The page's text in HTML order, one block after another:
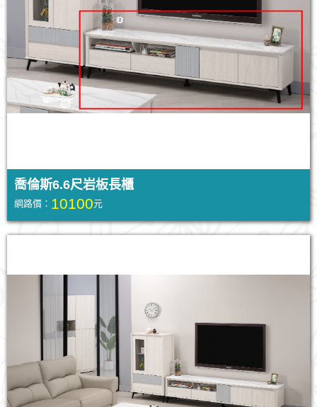
喬倫斯6.6尺岩板長櫃
網路價： 10100元